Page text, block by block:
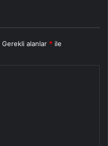
Gerekli alanlar * ile